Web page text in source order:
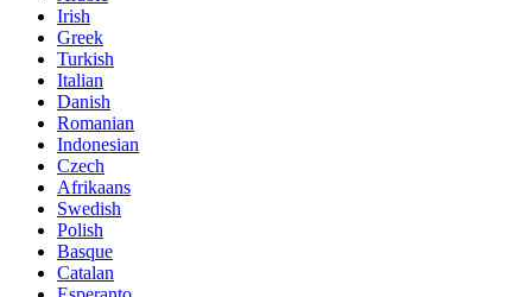
Irish
Greek
Turkish
Italian
Danish
Romanian
Indonesian
Czech
Afrikaans
Swedish
Polish
Basque
Catalan